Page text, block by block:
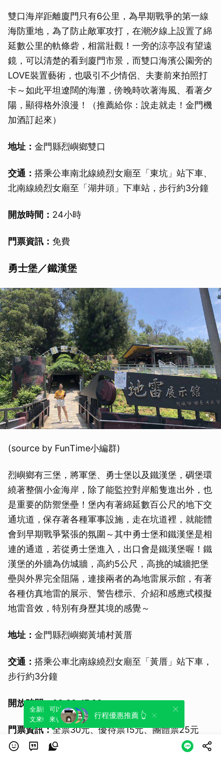
雙口海岸距離廈門只有6公里，為早期戰爭的第一線
海防重地，為了防止敵軍攻打，在潮汐線上設置了綿
延數公里的軌條砦，相當壯觀！一旁的涼亭設有望遠
鏡，可以清楚的看到廈門市景，而雙口海濱公園旁的
LOVE裝置藝術，也吸引不少情侶、夫妻前來拍照打
卡～如此平坦遼闊的海灘，傍晚時吹著海風、看著夕
陽，顯得格外浪漫！（推薦給你：說走就走！金門機
加酒訂起來）
地址： 金門縣烈嶼鄉雙口
交通： 搭乘公車南北線繞烈女廟至「東坑」站下車、
北南線繞烈女廟至「湖井頭」下車站，步行約3分鐘
開放時間： 24小時
門票資訊： 免費
勇士堡／鐵漢堡
(source by FunTime小編群)
烈嶼鄉有三堡，將軍堡、勇士堡以及鐵漢堡，碉堡環
繞著整個小金海岸，除了能監控對岸船隻進出外，也
是重要的防禦堡壘！堡內有著綿延數百公尺的地下交
通坑道，保存著各種軍事設施，走在坑道裡，就能體
會到早期戰爭緊張的氛圍～其中勇士堡和鐵漢堡是相
連的通道，若從勇士堡進入，出口會是鐵漢堡喔！鐵
漢堡的外牆為仿城牆，高約5公尺，高挑的城牆把堡
壘與外界完全阻隔，連接兩者的為地雷展示館，有著
各種仿真地雷的展示、警告標示、介紹和感應式模擬
地雷音效，特別有身歷其境的感覺～
地址： 金門縣烈嶼鄉黃埔村黃厝
交通： 搭乘公車北南線繞烈女廟至「黃厝」站下車，
步行約3分鐘
開放時間：08:00-17:00
門票資訊：全票30元、優待票15元、團體票25元
行程優惠推薦 👆
全新體驗！一鍵引用此內容，透過發布貼
文來輕鬆表達個人立場。
可以轉發或引用此內容至自己的貼文中，
來發表您的評論或觀點。